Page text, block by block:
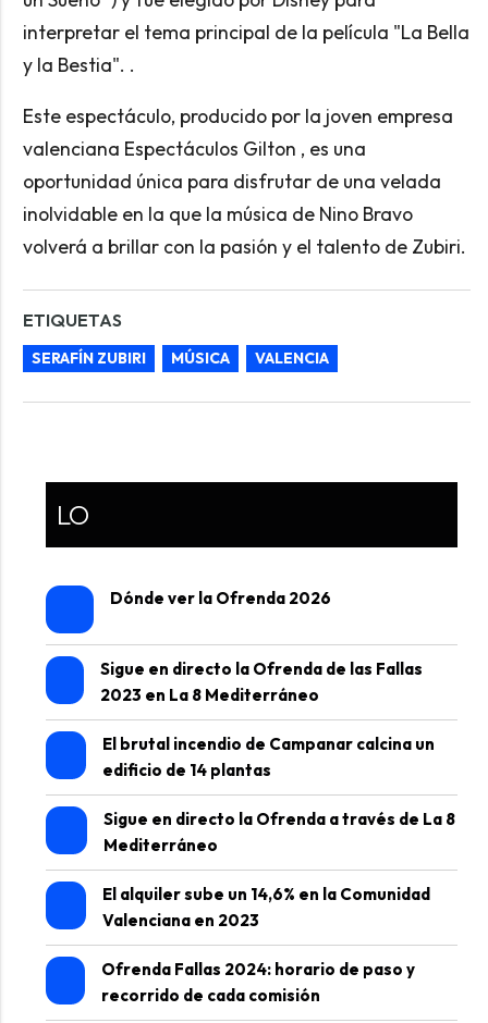
interpretar el tema principal de la película "La Bella
y la Bestia". .
Este espectáculo, producido por la joven empresa
valenciana Espectáculos Gilton , es una
oportunidad única para disfrutar de una velada
inolvidable en la que la música de Nino Bravo
volverá a brillar con la pasión y el talento de Zubiri.
ETIQUETAS
SERAFÍN ZUBIRI MÚSICA VALENCIA
LO
Dónde ver la Ofrenda 2026
Sigue en directo la Ofrenda de las Fallas
2023 en La 8 Mediterráneo
El brutal incendio de Campanar calcina un
edificio de 14 plantas
Sigue en directo la Ofrenda a través de La 8
Mediterráneo
El alquiler sube un 14,6% en la Comunidad
Valenciana en 2023
Ofrenda Fallas 2024: horario de paso y
recorrido de cada comisión